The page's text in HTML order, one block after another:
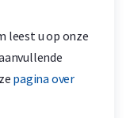
leest u op onze
pagina over